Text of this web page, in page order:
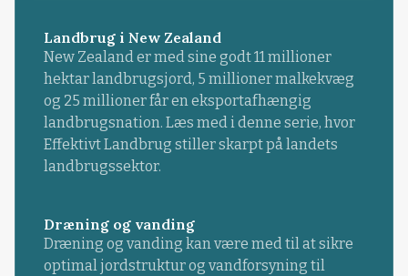
Landbrug i New Zealand
New Zealand er med sine godt 11 millioner
hektar landbrugsjord, 5 millioner malkekvæg
og 25 millioner får en eksportafhængig
landbrugsnation. Læs med i denne serie, hvor
Effektivt Landbrug stiller skarpt på landets
landbrugssektor.
Dræning og vanding
Dræning og vanding kan være med til at sikre
optimal jordstruktur og vandforsyning til